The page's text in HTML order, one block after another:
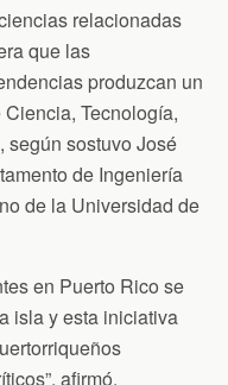
relacionadas
que las
produzcan un
Tecnología,
según sostuvo José
de Ingeniería
de la Universidad de
en Puerto Rico se
isla y esta iniciativa
afirmó.